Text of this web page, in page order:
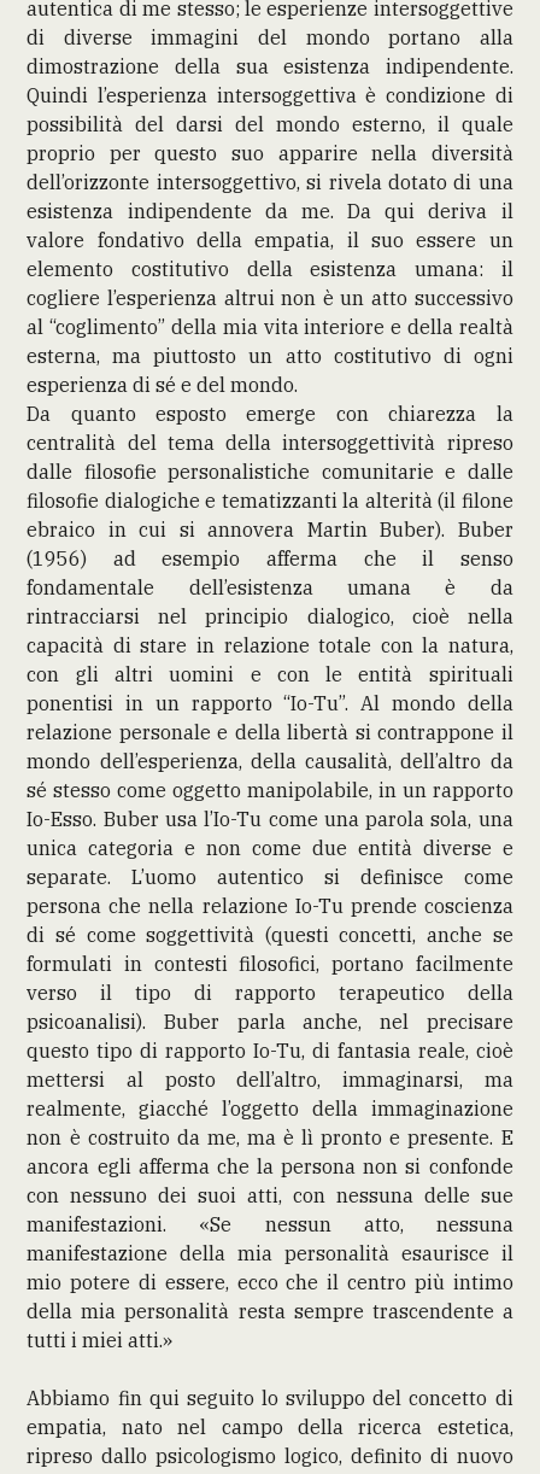
autentica di me stesso; le esperienze intersoggettive
di diverse immagini del mondo portano alla
dimostrazione della sua esistenza indipendente.
Quindi l’esperienza intersoggettiva è condizione di
possibilità del darsi del mondo esterno, il quale
proprio per questo suo apparire nella diversità
dell’orizzonte intersoggettivo, si rivela dotato di una
esistenza indipendente da me. Da qui deriva il
valore fondativo della empatia, il suo essere un
elemento costitutivo della esistenza umana: il
cogliere l’esperienza altrui non è un atto successivo
al “coglimento” della mia vita interiore e della realtà
esterna, ma piuttosto un atto costitutivo di ogni
esperienza di sé e del mondo.
Da quanto esposto emerge con chiarezza la
centralità del tema della intersoggettività ripreso
dalle filosofie personalistiche comunitarie e dalle
filosofie dialogiche e tematizzanti la alterità (il filone
ebraico in cui si annovera Martin Buber). Buber
(1956) ad esempio afferma che il senso
fondamentale dell’esistenza umana è da
rintracciarsi nel principio dialogico, cioè nella
capacità di stare in relazione totale con la natura,
con gli altri uomini e con le entità spirituali
ponentisi in un rapporto “Io-Tu”. Al mondo della
relazione personale e della libertà si contrappone il
mondo dell’esperienza, della causalità, dell’altro da
sé stesso come oggetto manipolabile, in un rapporto
Io-Esso. Buber usa l’Io-Tu come una parola sola, una
unica categoria e non come due entità diverse e
separate. L’uomo autentico si definisce come
persona che nella relazione Io-Tu prende coscienza
di sé come soggettività (questi concetti, anche se
formulati in contesti filosofici, portano facilmente
verso il tipo di rapporto terapeutico della
psicoanalisi). Buber parla anche, nel precisare
questo tipo di rapporto Io-Tu, di fantasia reale, cioè
mettersi al posto dell’altro, immaginarsi, ma
realmente, giacché l’oggetto della immaginazione
non è costruito da me, ma è lì pronto e presente. E
ancora egli afferma che la persona non si confonde
con nessuno dei suoi atti, con nessuna delle sue
manifestazioni. «Se nessun atto, nessuna
manifestazione della mia personalità esaurisce il
mio potere di essere, ecco che il centro più intimo
della mia personalità resta sempre trascendente a
tutti i miei atti.»
Abbiamo fin qui seguito lo sviluppo del concetto di
empatia, nato nel campo della ricerca estetica,
ripreso dallo psicologismo logico, definito di nuovo